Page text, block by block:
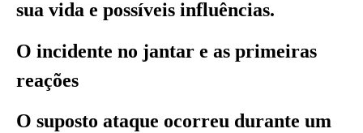
sua vida e possíveis influências.
O incidente no jantar e as primeiras
reações
O suposto ataque ocorreu durante um